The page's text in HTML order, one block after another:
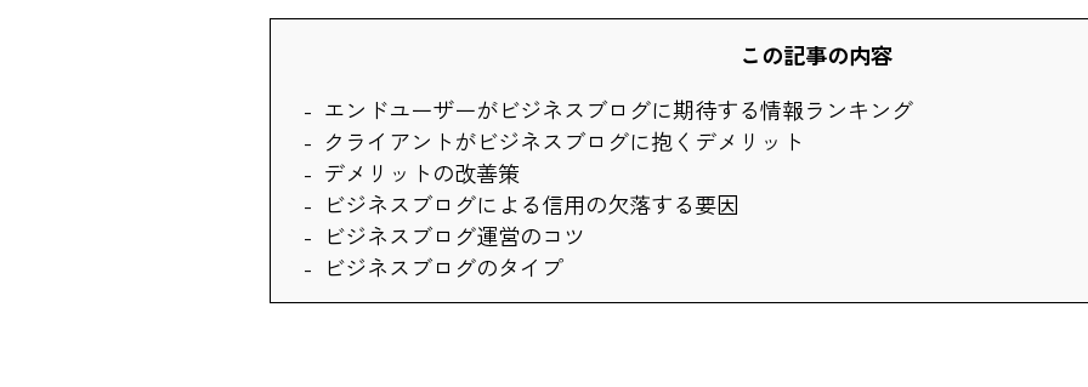
この記事の内容
エンドユーザーがビジネスブログに期待する情報ランキング
クライアントがビジネスブログに抱くデメリット
デメリットの改善策
ビジネスブログによる信用の欠落する要因
ビジネスブログ運営のコツ
ビジネスブログのタイプ